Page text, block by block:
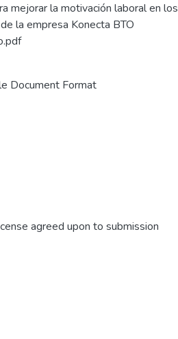
mejorar la motivación laboral en los
la empresa Konecta BTO
Document Format
agreed upon to submission